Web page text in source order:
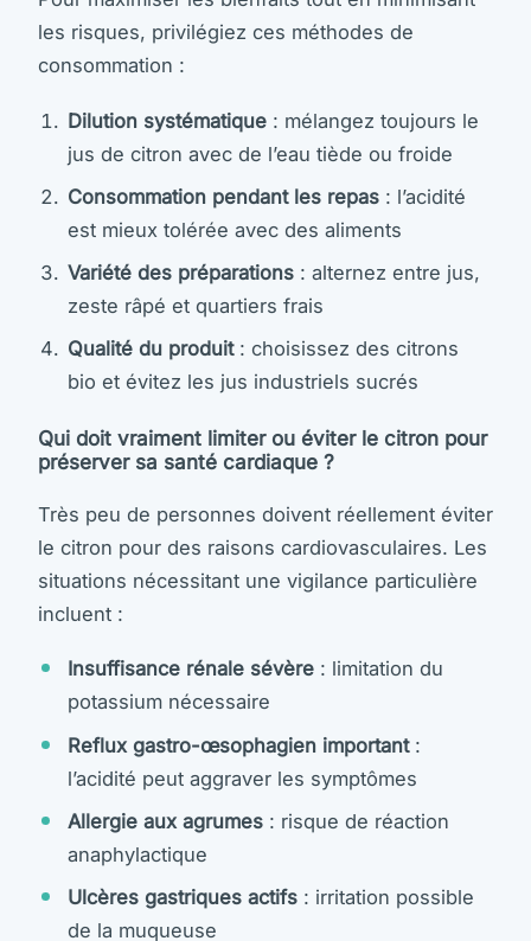
les risques, privilégiez ces méthodes de
consommation :
Dilution systématique : mélangez toujours le
jus de citron avec de l’eau tiède ou froide
Consommation pendant les repas : l’acidité
est mieux tolérée avec des aliments
Variété des préparations : alternez entre jus,
zeste râpé et quartiers frais
Qualité du produit: choisissez des citrons
bio et évitez les jus industriels sucrés
Qui doit vraiment limiter ou éviter le citron pour
préserver sa santé cardiaque ?
Très peu de personnes doivent réellement éviter
le citron pour des raisons cardiovasculaires. Les
situations nécessitant une vigilance particulière
incluent :
Insuffisance rénale sévère : limitation du
potassium nécessaire
Reflux gastro-œsophagien important:
l’acidité peut aggraver les symptômes
Allergie aux agrumes : risque de réaction
anaphylactique
Ulcères gastriques actifs : irritation possible
de la muqueuse